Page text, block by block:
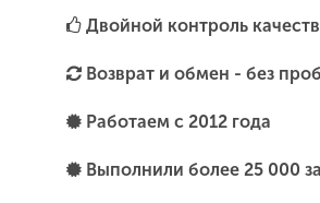
Двойной контроль
Возврат и обмен - без
Работаем с 2012 года
Выполнили более 25 000